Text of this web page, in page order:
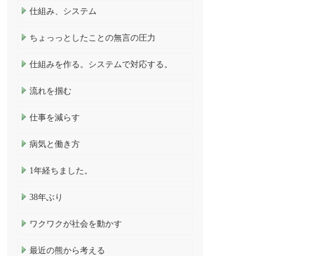
仕組み、システム
ちょっっとしたことの無言の圧力
仕組みを作る。システムで対応する。
流れを掴む
仕事を減らす
病気と働き方
1年経ちました。
38年ぶり
ワクワクが社会を動かす
最近の熊から考える